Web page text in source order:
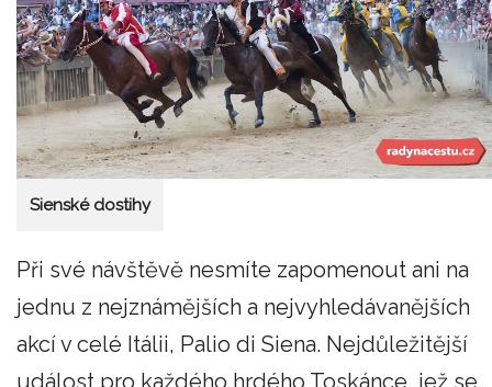
Sienské dostihy
Při své návštěvě nesmíte zapomenout ani na
jednu z nejznámějších a nejvyhledávanějších
akcí v celé Itálii, Palio di Siena. Nejdůležitější
událost pro každého hrdého Toskánce, jež se